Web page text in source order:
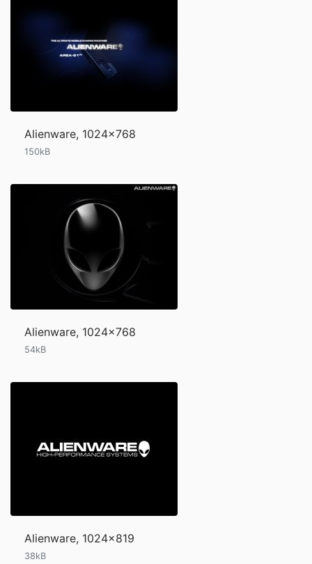
Alienware, 1024x768
150kB
Alienware, 1024x768
54kB
Alienware, 1024x819
38kB